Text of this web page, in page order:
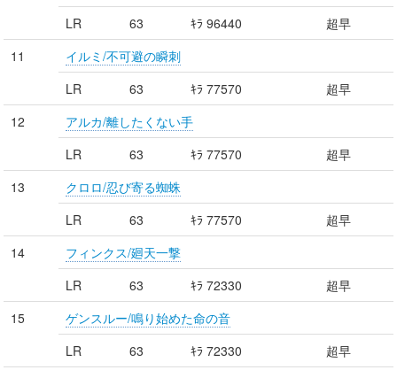
LR
63 ｷﾗ 96440
超早
11
イルミ/不可避の瞬刺
LR
63 ｷﾗ 77570
超早
12
アルカ/離したくない手
LR
63 ｷﾗ 77570
超早
13
クロロ/忍び寄る蜘蛛
LR
63 ｷﾗ 77570
超早
14
フィンクス/廻天一撃
LR
63 ｷﾗ 72330
超早
15
ゲンスルー/鳴り始めた命の音
LR
63 ｷﾗ 72330
超早